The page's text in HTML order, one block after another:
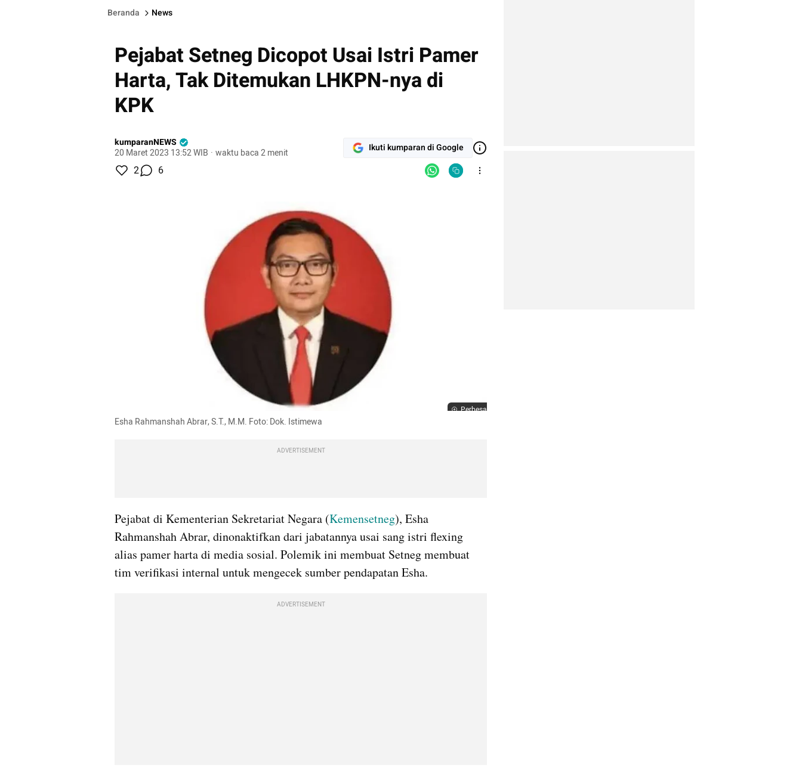
Beranda News
Pejabat Setneg Dicopot Usai Istri Pamer
Harta, Tak Ditemukan LHKPN-nya di
KPK
kumparanNEWS
20 Maret 2023 13:52 WIB · waktu baca 2 menit Ikuti kumparan di Google
2 6
Perbesar
Esha Rahmanshah Abrar, S.T., M.M. Foto: Dok. Istimewa
ADVERTISEMENT
Pejabat di Kementerian Sekretariat Negara (Kemensetneg), Esha
Rahmanshah Abrar, dinonaktifkan dari jabatannya usai sang istri flexing
alias pamer harta di media sosial. Polemik ini membuat Setneg membuat
tim verifikasi internal untuk mengecek sumber pendapatan Esha.
ADVERTISEMENT